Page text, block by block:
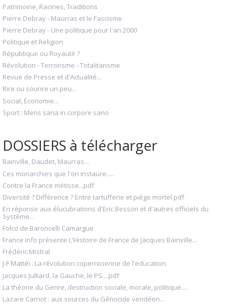
Patrimoine, Racines, Traditions
Pierre Debray - Maurras et le Fascisme
Pierre Debray - Une politique pour l'an 2000
Politique et Religion
République ou Royauté ?
Révolution - Terrorisme - Totalitarisme
Revue de Presse et d'Actualité...
Rire ou sourire un peu...
Social, Économie...
Sport : Mens sana in corpore sano
DOSSIERS à télécharger
Bainville, Daudet, Maurras....
Ces monarchies que l'on instaure.....
Contre la France métisse...pdf
Diversité ? Différence ? Entre tartufferie et piège mortel.pdf
En réponse aux élucubrations d'Eric Besson et d'autres officiels du
Système...
Folco de Baroncelli Camargue
France info présente L'Histoire de France de Jacques Bainville...
Frédéric Mistral
J-F Mattéi : La révolution copernicienne de l'education.
Jacques Julliard, la Gauche, le PS....pdf
La théorie du Genre, destruction sociale, morale, politique....
Lazare Carnot : aux sources du Génocide vendéen...